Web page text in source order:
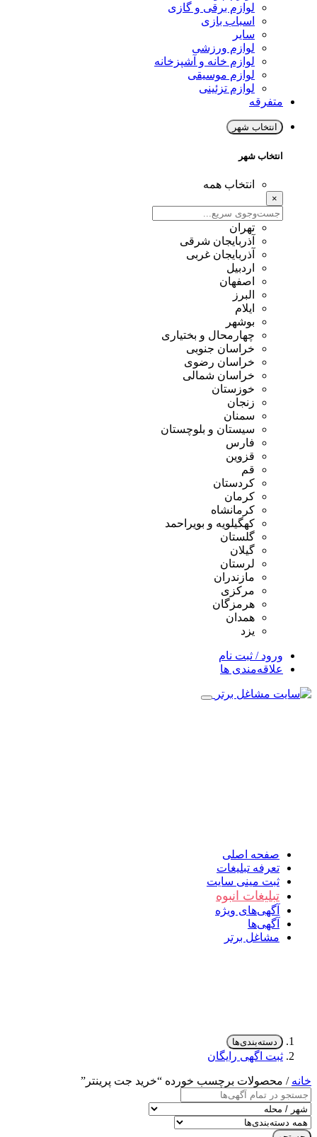
لوازم برقی و گازی
اسباب بازی
سایر
لوازم ورزشی
لوازم خانه و آشپزخانه
لوازم موسیقی
لوازم تزئینی
متفرقه
انتخاب شهر
انتخاب شهر
انتخاب همه
×
تهران
آذربایجان شرقی
آذربایجان غربی
اردبیل
اصفهان
البرز
ایلام
بوشهر
چهارمحال و بختیاری
خراسان جنوبی
خراسان رضوی
خراسان شمالی
خوزستان
زنجان
سمنان
سیستان و بلوچستان
فارس
قزوین
قم
کردستان
کرمان
کرمانشاه
کهگیلویه و بویراحمد
گلستان
گیلان
لرستان
مازندران
مرکزی
هرمزگان
همدان
یزد
ورود / ثبت نام
علاقه‌مندی ها
صفحه اصلی
تعرفه تبلیغات
ثبت مینی سایت
تبلیغات انبوه
آگهی‌های ویژه
آگهی‌ها
مشاغل برتر
دسته‌بندی‌ها
ثبت اگهی رایگان
خانه / محصولات برچسب خورده “خرید جت پرینتر”